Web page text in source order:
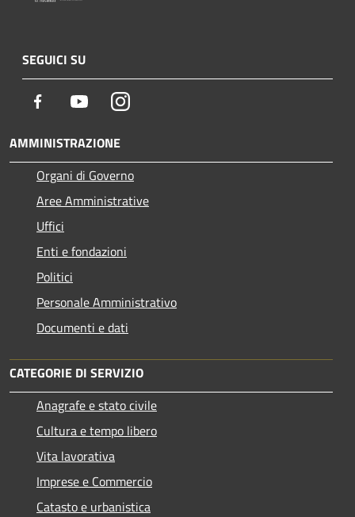
SEGUICI SU
Facebook YoutubeInstagram
AMMINISTRAZIONE
Organi di Governo
Aree Amministrative
Uffici
Enti e fondazioni
Politici
Personale Amministrativo
Documenti e dati
CATEGORIE DI SERVIZIO
Anagrafe e stato civile
Cultura e tempo libero
Vita lavorativa
Imprese e Commercio
Catasto e urbanistica